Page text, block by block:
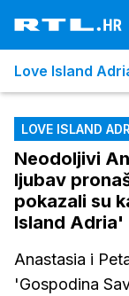
Love Island
LOVE ISLAND
Neodoljivi
ljubav
pokazali su
Island Adria'
Anastasia i
'Gospodina